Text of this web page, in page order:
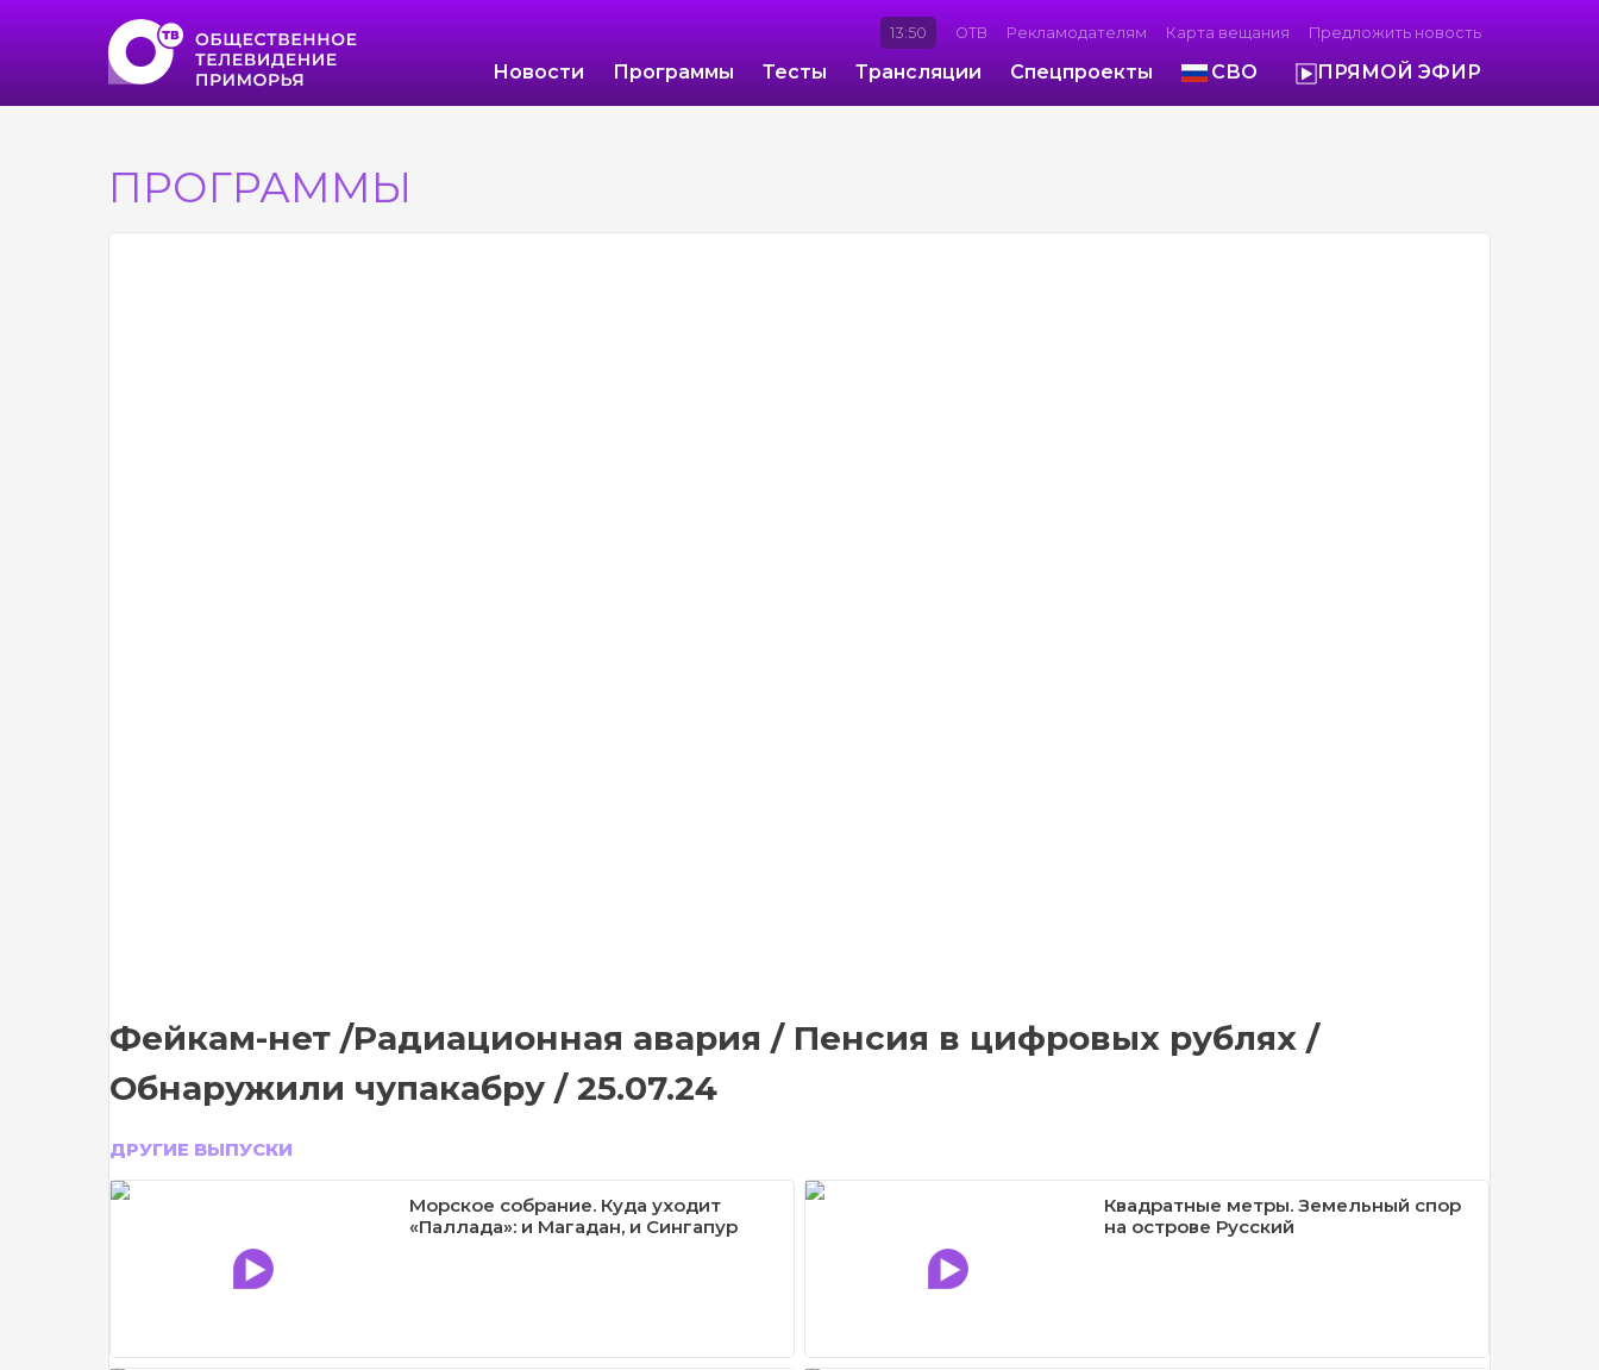
13:50 ОТВ Рекламодателям Карта вещания Предложить новость
Новости Программы Тесты Трансляции Спецпроекты СВО ПРЯМОЙ ЭФИР
ПРОГРАММЫ
Фейкам-нет /Радиационная авария / Пенсия в цифровых рублях /
Обнаружили чупакабру / 25.07.24
ДРУГИЕ ВЫПУСКИ
Морское собрание. Куда уходит
«Паллада»: и Магадан, и Cингапур
Квадратные метры. Земельный спор
на острове Русский